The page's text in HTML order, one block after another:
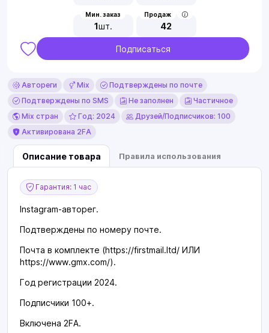
Мин. заказ
1шт.
Продаж
42
Подписаться
Автореги Mix
Подтверждены по почте
Подтверждены по SMS
Не заполнен
Частичное
Mix стран
Год: 2024
Друзей/Подписчиков: 100
Активирована 2FA
Описание товара Правила использования
Гарантия: 1 час
Instagram-авторег.
Подтверждены по номеру почте.
Почта в комплекте (https://firstmail.ltd/ ИЛИ
https://www.gmx.com/).
Год регистрации 2024.
Подписчики 100+.
Включена 2FA.